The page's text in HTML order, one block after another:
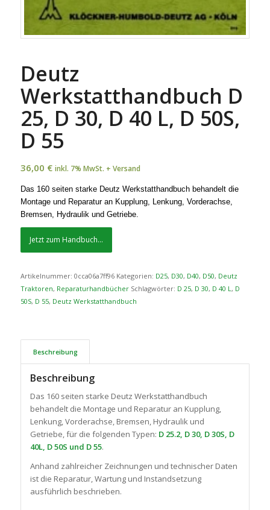
Deutz
Werkstatthandbuch D
25, D 30, D 40 L, D 50S,
D 55
36,00 € inkl. 7% MwSt. + Versand
Das 160 seiten starke Deutz Werkstatthandbuch behandelt die
Montage und Reparatur an Kupplung, Lenkung, Vorderachse,
Bremsen, Hydraulik und Getriebe.
Jetzt zum Handbuch...
Artikelnummer: 0cca06a7ff96 Kategorien: D25, D30, D40, D50, Deutz
Traktoren, Reparaturhandbücher Schlagwörter: D 25, D 30, D 40 L, D
50S, D 55, Deutz Werkstatthandbuch
Beschreibung
Beschreibung
Das 160 seiten starke Deutz Werkstatthandbuch
behandelt die Montage und Reparatur an Kupplung,
Lenkung, Vorderachse, Bremsen, Hydraulik und
Getriebe, für die folgenden Typen: D 25.2, D 30, D 30S, D
40L, D 50S und D 55.
Anhand zahlreicher Zeichnungen und technischer Daten
ist die Reparatur, Wartung und Instandsetzung
ausführlich beschrieben.